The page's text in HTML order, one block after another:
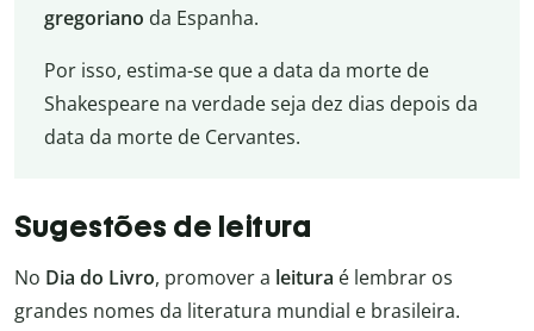
gregoriano da Espanha.
Por isso, estima-se que a data da morte de
Shakespeare na verdade seja dez dias depois da
data da morte de Cervantes.
Sugestões de leitura
No Dia do Livro, promover a leitura é lembrar os
grandes nomes da literatura mundial e brasileira.